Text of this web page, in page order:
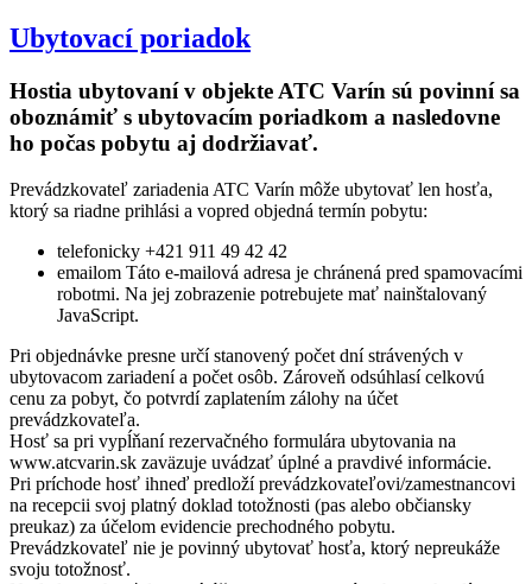
Ubytovací poriadok
Hostia ubytovaní v objekte ATC Varín sú povinní sa
oboznámiť s ubytovacím poriadkom a nasledovne
ho počas pobytu aj dodržiavať.
Prevádzkovateľ zariadenia ATC Varín môže ubytovať len hosťa,
ktorý sa riadne prihlási a vopred objedná termín pobytu:
telefonicky +421 911 49 42 42
emailom Táto e-mailová adresa je chránená pred spamovacími
robotmi. Na jej zobrazenie potrebujete mať nainštalovaný
JavaScript.
Pri objednávke presne určí stanovený počet dní strávených v
ubytovacom zariadení a počet osôb. Zároveň odsúhlasí celkovú
cenu za pobyt, čo potvrdí zaplatením zálohy na účet
prevádzkovateľa.
Hosť sa pri vypĺňaní rezervačného formulára ubytovania na
www.atcvarin.sk zaväzuje uvádzať úplné a pravdivé informácie.
Pri príchode hosť ihneď predloží prevádzkovateľovi/zamestnancovi
na recepcii svoj platný doklad totožnosti (pas alebo občiansky
preukaz) za účelom evidencie prechodného pobytu.
Prevádzkovateľ nie je povinný ubytovať hosťa, ktorý nepreukáže
svoju totožnosť.